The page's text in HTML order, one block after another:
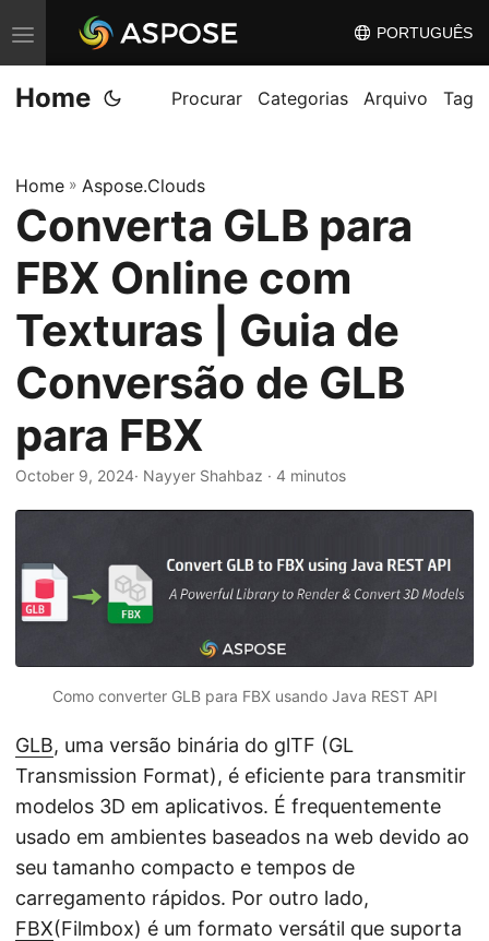
A
l
t
n
a
n
a
v
e
g
a
ç
PORTUGUÊS
Home Procurar Categorias Arquivo Tag
Home » Aspose.Clouds
Converta GLB para
FBX Online com
Texturas | Guia de
Conversão de GLB
para FBX
October 9, 2024· Nayyer Shahbaz · 4 minutos
Como converter GLB para FBX usando Java REST API
GLB, uma versão binária do glTF (GL
Transmission Format), é eficiente para transmitir
modelos 3D em aplicativos. É frequentemente
usado em ambientes baseados na web devido ao
seu tamanho compacto e tempos de
carregamento rápidos. Por outro lado,
FBX(Filmbox) é um formato versátil que suporta